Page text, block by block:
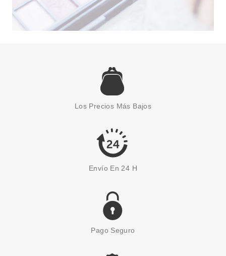
MAYBELLINE
MAYBELLINE SUPERSTAY 7
DAYS 869 ESMERALD EXCESS
10 ML
2.55€
Los Precios Más Bajos
Envío En 24 H
Pago Seguro